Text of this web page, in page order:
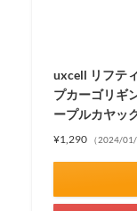
uxcell リフテ
プカーゴリギ
ープルカヤッ
¥1,290 （2024/